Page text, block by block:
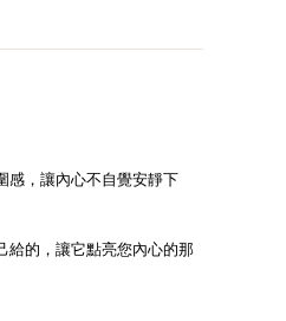
感，讓內心不自覺安靜下
給的，讓它點亮您內心的那